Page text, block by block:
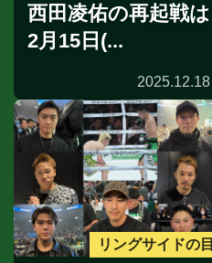
西田凌佑の再起戦は
2月15日(...
2025.12.18
リングサイドの目